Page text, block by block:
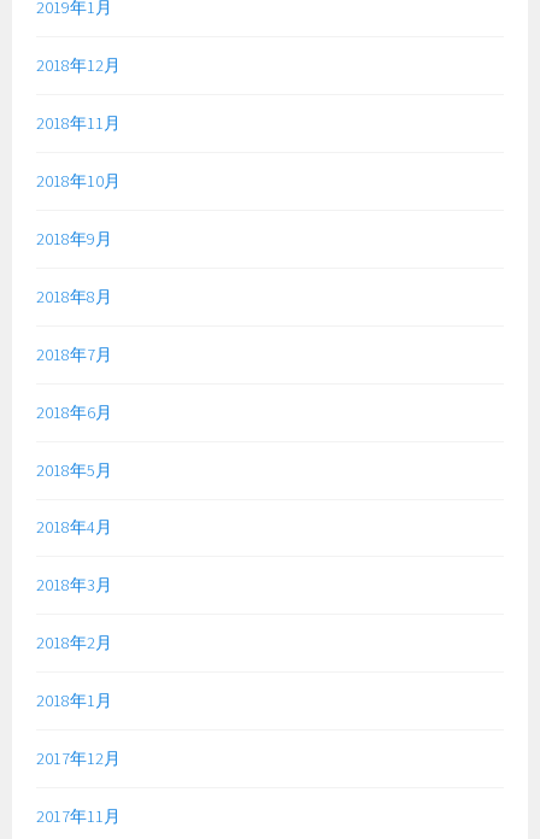
2019年1月
2018年12月
2018年11月
2018年10月
2018年9月
2018年8月
2018年7月
2018年6月
2018年5月
2018年4月
2018年3月
2018年2月
2018年1月
2017年12月
2017年11月